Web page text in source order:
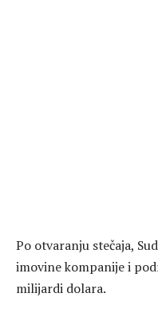
Po otvaranju stečaja,
imovine kompanije i
milijardi dolara.